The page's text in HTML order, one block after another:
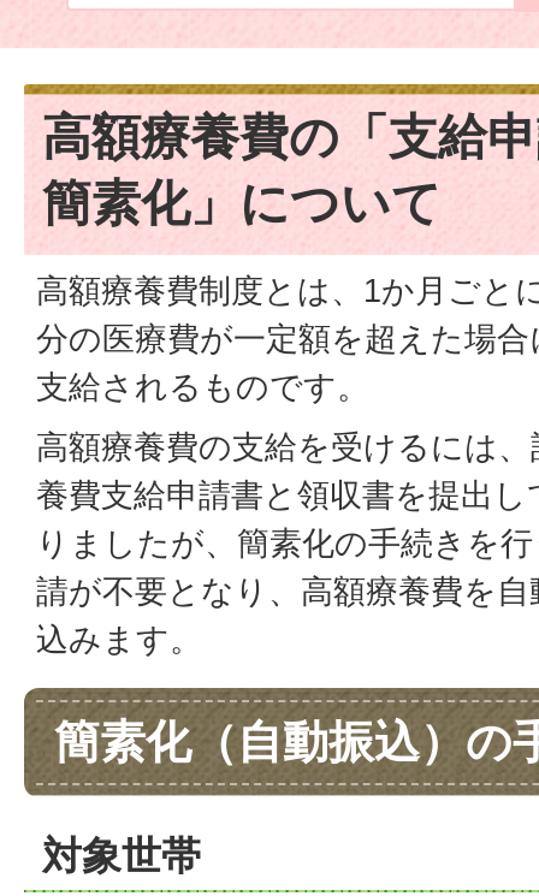
高額療養費の「支給
簡素化」について
高額療養費制度とは、1か月ごと
分の医療費が一定額を超えた場
支給されるものです。
高額療養費の支給を受けるには
養費支給申請書と領収書を提出
りましたが、簡素化の手続きを
請が不要となり、高額療養費を
込みます。
簡素化（自動振込）の
対象世帯